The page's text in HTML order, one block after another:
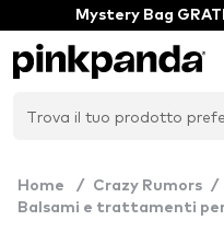
Mystery Bag
Home / Crazy Rumors /
Balsami e trattamenti